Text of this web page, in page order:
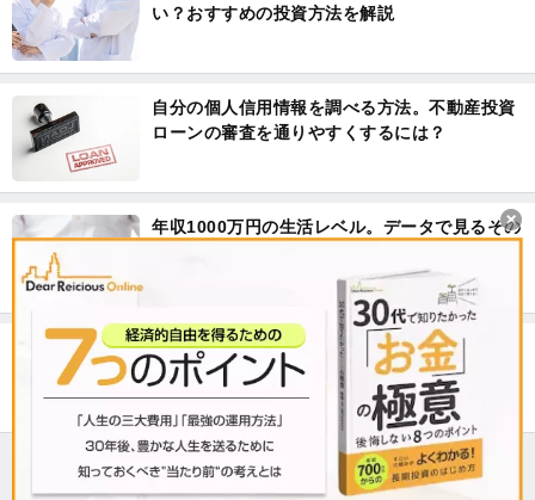
い？おすすめの投資方法を解説
自分の個人信用情報を調べる方法。不動産投資
ローンの審査を通りやすくするには？
年収1000万円の生活レベル。データで見るその
マンション退去費用の相場は？オーナー負担内
容と相場を解説
記事をタグから探す